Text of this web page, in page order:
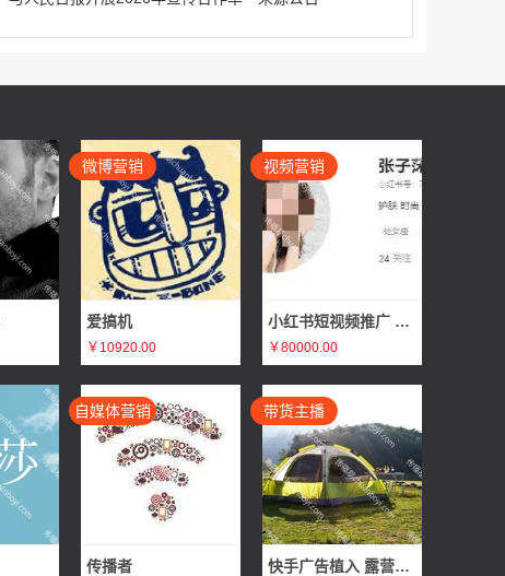
爱搞机
￥10920.00
微博营销
小红书短视频推广 张子莯
￥80000.00
视频营销
传播者
自媒体营销
快手广告植入 露营旅行广告植入体验分享 打造企业爆款畅销产品
带货主播